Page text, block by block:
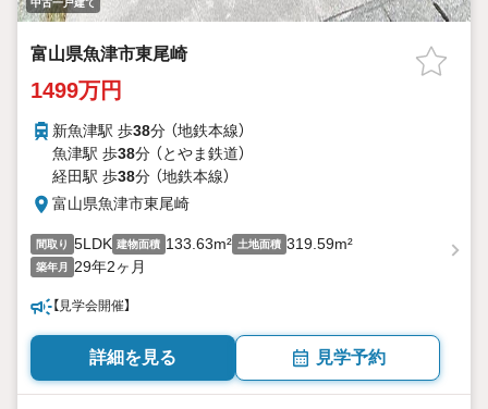
中古一戸建て
富山県魚津市東尾崎
1499万円
新魚津駅 歩38分 （地鉄本線）
魚津駅 歩38分 （とやま鉄道）
経田駅 歩38分 （地鉄本線）
富山県魚津市東尾崎
間取り 5LDK 建物面積 133.63m² 土地面積 319.59m²
築年月 29年2ヶ月
【見学会開催】
詳細を見る 見学予約